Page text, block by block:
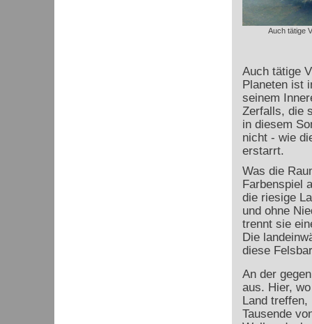
Auch tätige
Auch tätige
Planeten ist
seinem
Zerfalls, die
in diesem
nicht - wie
erstarrt.
Was die
Farbenspiel
die riesige
und ohne
trennt sie
Die
diese
An der
aus. Hier,
Land
Tausende